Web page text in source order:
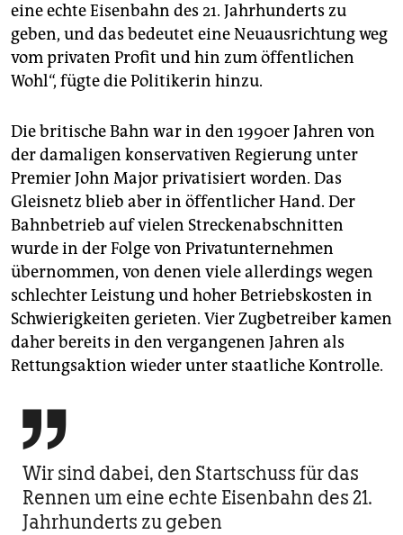
eine echte Eisenbahn des 21. Jahrhunderts zu
geben, und das bedeutet eine Neuausrichtung weg
vom privaten Profit und hin zum öffentlichen
Wohl“, fügte die Politikerin hinzu.
Die britische Bahn war in den 1990er Jahren von
der damaligen konservativen Regierung unter
Premier John Major privatisiert worden. Das
Gleisnetz blieb aber in öffentlicher Hand. Der
Bahnbetrieb auf vielen Streckenabschnitten
wurde in der Folge von Privatunternehmen
übernommen, von denen viele allerdings wegen
schlechter Leistung und hoher Betriebskosten in
Schwierigkeiten gerieten. Vier Zugbetreiber kamen
daher bereits in den vergangenen Jahren als
Rettungsaktion wieder unter staatliche Kontrolle.

Wir sind dabei, den Startschuss für das
Rennen um eine echte Eisenbahn des 21.
Jahrhunderts zu geben